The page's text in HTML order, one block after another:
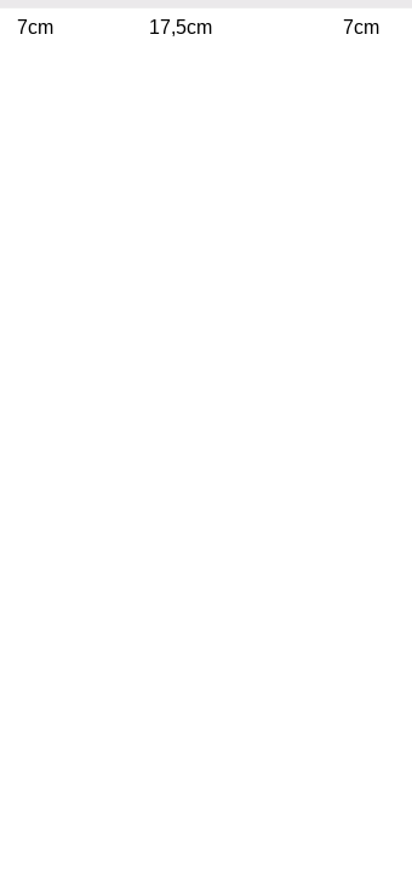
7cm 17,5cm 7cm